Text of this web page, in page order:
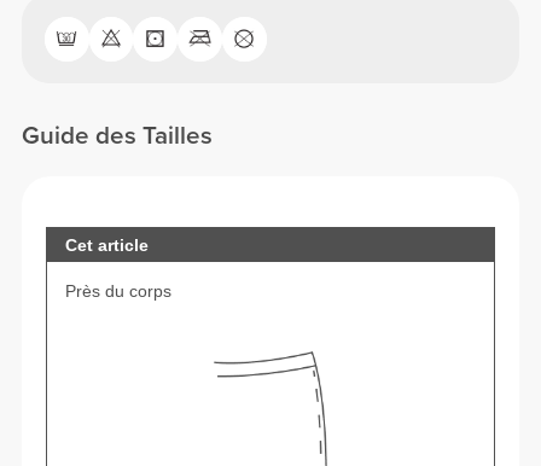
Guide des Tailles
Cet article
Près du corps